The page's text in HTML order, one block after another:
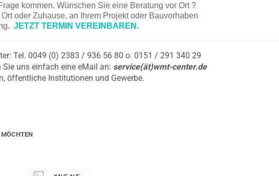
kommen. Wünschen Sie eine Beratung vor Ort ?
oder Zuhause, an Ihrem Projekt oder Bauvorhaben
JETZT TERMIN VEREINBAREN.
Tel. 0049 (0) 2383 / 936 56 80 o. 0151 / 291 340 29
Sie uns einfach eine eMail an: service(ät)wmt-center.de
öffentliche Institutionen und Gewerbe.